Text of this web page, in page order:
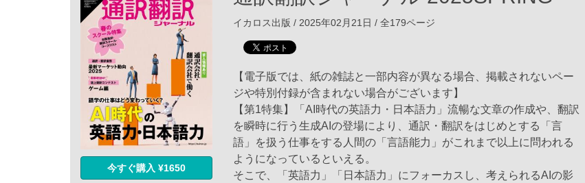
今すぐ購入 ¥1650
イカロス出版 / 2025年02月21日 / 全179ページ
【電子版では、紙の雑誌と一部内容が異なる場合、掲載されないペー
ジや特別付録が含まれない場合がございます】
【第1特集】「AI時代の英語力・日本語力」流暢な文章の作成や、翻訳
を瞬時に行う生成AIの登場により、通訳・翻訳をはじめとする「言
語」を扱う仕事をする人間の「言語能力」がこれまで以上に問われる
ようになっているといえる。
そこで、「英語力」「日本語力」にフォーカスし、考えられるAIの影